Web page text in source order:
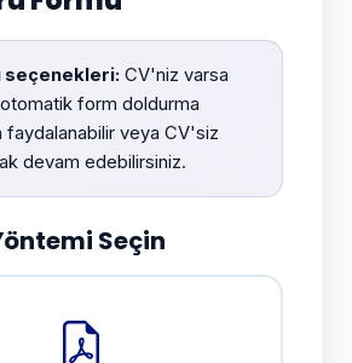
seçenekleri: CV'niz varsa
form doldurma
faydalanabilir veya CV'siz
devam edebilirsiniz.
Seçin